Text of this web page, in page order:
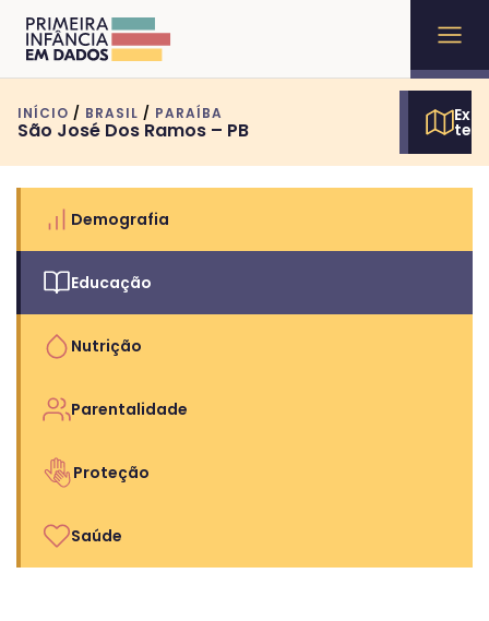
INÍCIO / BRASIL / PARAÍBA
São José Dos Ramos – PB
Demografia
Educação
Nutrição
Parentalidade
Proteção
Saúde